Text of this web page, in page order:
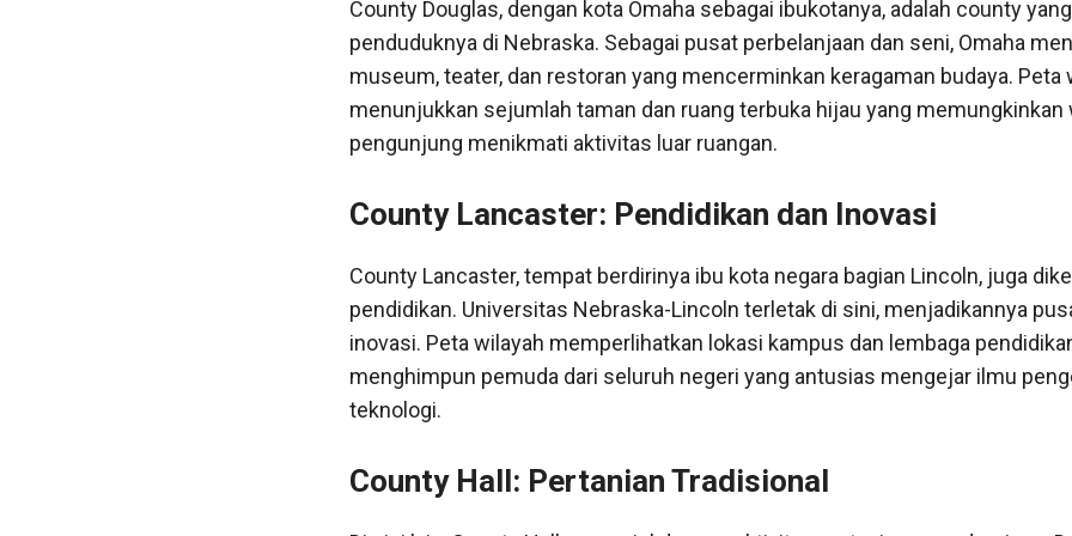
County Douglas, dengan kota Omaha sebagai ibukotanya, adalah county
penduduknya di Nebraska. Sebagai pusat perbelanjaan dan seni, Omaha
museum, teater, dan restoran yang mencerminkan keragaman budaya. Peta
menunjukkan sejumlah taman dan ruang terbuka hijau yang memungkinkan
pengunjung menikmati aktivitas luar ruangan.
County Lancaster: Pendidikan dan Inovasi
County Lancaster, tempat berdirinya ibu kota negara bagian Lincoln, juga
pendidikan. Universitas Nebraska-Lincoln terletak di sini, menjadikannya
inovasi. Peta wilayah memperlihatkan lokasi kampus dan lembaga
menghimpun pemuda dari seluruh negeri yang antusias mengejar ilmu
teknologi.
County Hall: Pertanian Tradisional